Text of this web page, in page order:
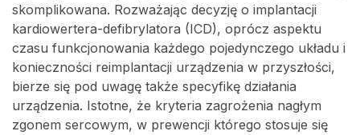
skomplikowana. Rozważając decyzję o implantacji
kardiowertera-defibrylatora (ICD), oprócz aspektu
czasu funkcjonowania każdego pojedynczego układu i
konieczności reimplantacji urządzenia w przyszłości,
bierze się pod uwagę także specyfikę działania
urządzenia. Istotne, że kryteria zagrożenia nagłym
zgonem sercowym, w prewencji którego stosuje się